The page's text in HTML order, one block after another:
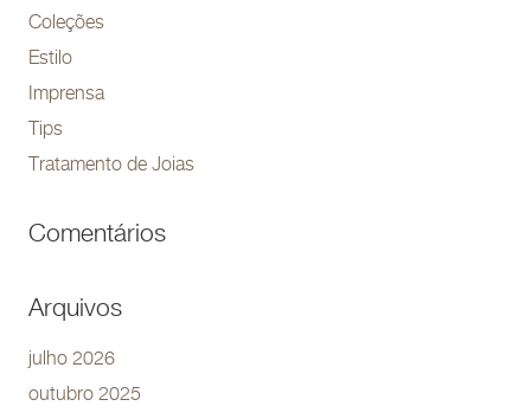
Coleções
Estilo
Imprensa
Tips
Tratamento de Joias
Comentários
Arquivos
julho 2026
outubro 2025